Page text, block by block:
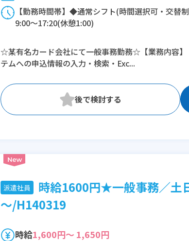
【勤務時間帯】◆通常シフト(時間選択可・交替
9:00〜17:20(休憩1:00)
※残業：0〜5時間程度/月
☆某有名カード会社にて一般事務勤務☆【業務内容
テムへの申込情報の入力・検索・Exc...
派遣社員
時給1600円★一般事務／
～/H140319
時給1,600円～ 1,650円